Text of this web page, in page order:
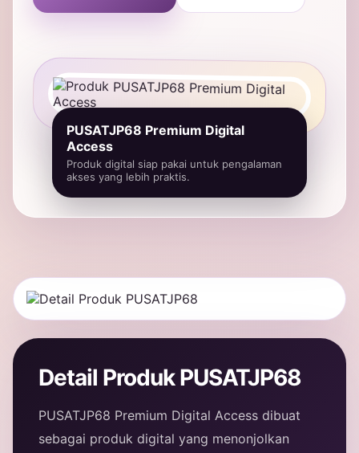
PUSATJP68 Premium Digital
Access
Produk digital siap pakai untuk pengalaman
akses yang lebih praktis.
Detail Produk PUSATJP68
PUSATJP68 Premium Digital Access dibuat
sebagai produk digital yang menonjolkan